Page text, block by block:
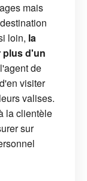
mais
loin, la
plus d'un
de
visiter
valises.
la clientèle
sur